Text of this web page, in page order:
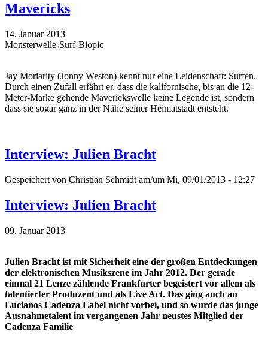
Mavericks
14. Januar 2013
Monsterwelle-Surf-Biopic
Jay Moriarity (Jonny Weston) kennt nur eine Leidenschaft: Surfen.
Durch einen Zufall erfährt er, dass die kalifornische, bis an die 12-
Meter-Marke gehende Maverickswelle keine Legende ist, sondern
dass sie sogar ganz in der Nähe seiner Heimatstadt entsteht.
Interview: Julien Bracht
Gespeichert von Christian Schmidt am/um Mi, 09/01/2013 - 12:27
Interview: Julien Bracht
09. Januar 2013
Julien Bracht ist mit Sicherheit eine der großen Entdeckungen
der elektronischen Musikszene im Jahr 2012. Der gerade
einmal 21 Lenze zählende Frankfurter begeistert vor allem als
talentierter Produzent und als Live Act. Das ging auch an
Lucianos Cadenza Label nicht vorbei, und so wurde das junge
Ausnahmetalent im vergangenen Jahr neustes Mitglied der
Cadenza Familie